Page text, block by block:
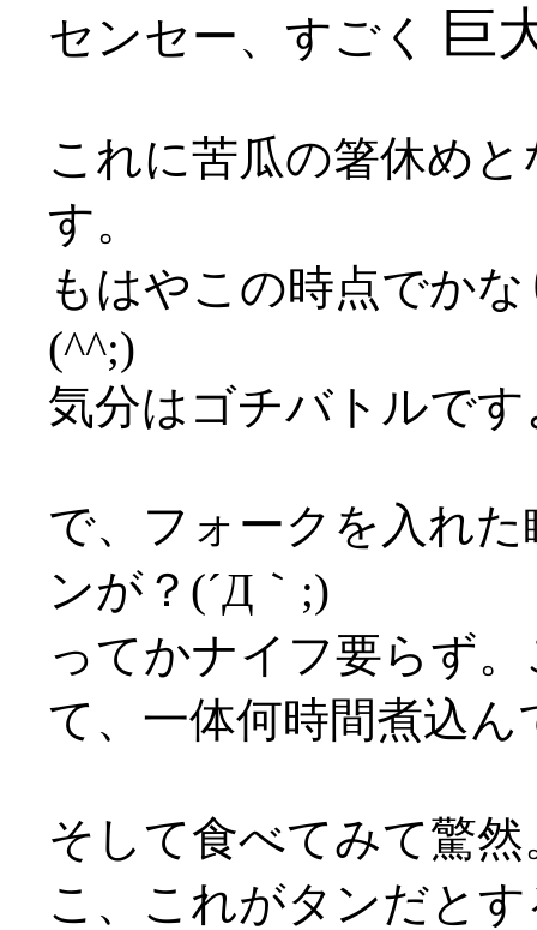
センセー、すごく 巨
これに苦瓜の箸休め
す。
もはやこの時点でか
(^^;)
気分はゴチバトルで
で、フォークを入れ
ンが？(´Д｀;)
ってかナイフ要らず
て、一体何時間煮込ん
そして食べてみて驚然
こ、これがタンだと